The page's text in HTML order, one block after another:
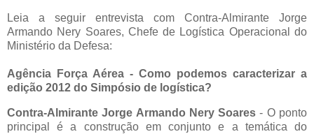
Leia a seguir entrevista com Contra-Almirante Jorge
Armando Nery Soares, Chefe de Logística Operacional do
Ministério da Defesa:
Agência Força Aérea - Como podemos caracterizar a
edição 2012 do Simpósio de logística?
Contra-Almirante Jorge Armando Nery Soares - O ponto
principal é a construção em conjunto e a temática do